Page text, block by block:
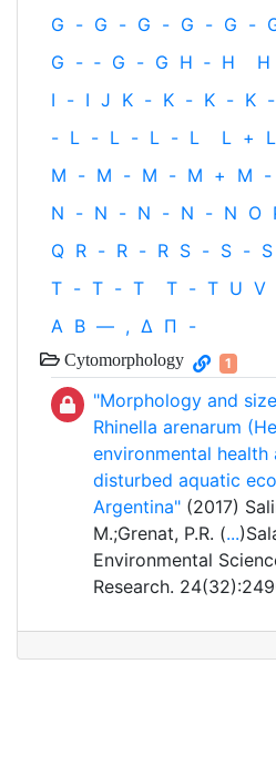
G - G - G - G - G -
G - ‐ G - G H ‐ H H
I - I J K - K - K - K -
- L - L - L - L L + L
M - M - M - M + M -
N - N - N - N - N O
Q R - R - R S - S - S
T - T - T T - T U V
Α Β — , Δ Π -
Cytomorphology 1
"Morphology and
Rhinella arenarum
environmental health
disturbed aquatic
Argentina" (2017)
M.;Grenat, P.R. (...
Environmental
Research.